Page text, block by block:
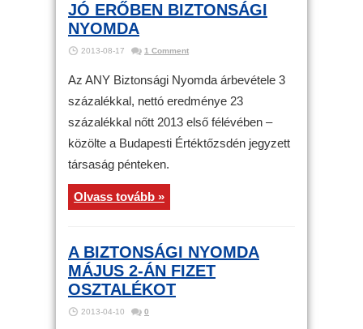
JÓ ERŐBEN BIZTONSÁGI
NYOMDA
2013-08-17 1 Comment
Az ANY Biztonsági Nyomda árbevétele 3
százalékkal, nettó eredménye 23
százalékkal nőtt 2013 első félévében –
közölte a Budapesti Értéktőzsdén jegyzett
társaság pénteken.
Olvass tovább »
A BIZTONSÁGI NYOMDA
MÁJUS 2-ÁN FIZET
OSZTALÉKOT
2013-04-10 0